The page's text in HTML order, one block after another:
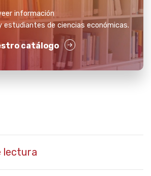
información
estudiantes de ciencias económicas.
catálogo
lectura